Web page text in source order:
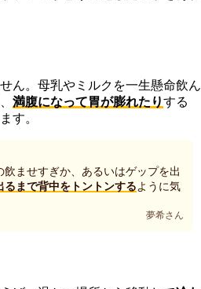
ん。母乳やミルクを一生懸命飲ん
満腹になって胃が膨れたりする
す。
ませすぎか、あるいはゲップを出
るまで背中をトントンするように気
夢希さん